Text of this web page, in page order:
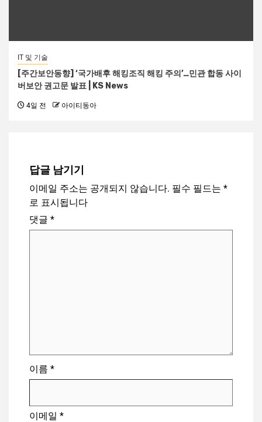
IT 및 기술
[주간보안동향] ‘국가배후 해킹조직 해킹 주의’…민관 합동 사이
버보안 권고문 발표 | KS News
4일 전 아이티동아
답글 남기기
이메일 주소는 공개되지 않습니다. 필수 필드는 *
로 표시됩니다
댓글 *
이름 *
이메일 *